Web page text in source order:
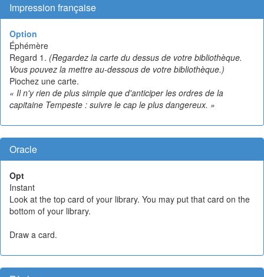
Impression française
Option
Éphémère
Regard 1. (Regardez la carte du dessus de votre bibliothèque.
Vous pouvez la mettre au-dessous de votre bibliothèque.)
Piochez une carte.
« Il n'y rien de plus simple que d'anticiper les ordres de la
capitaine Tempeste : suivre le cap le plus dangereux. »
Oracle
Opt
Instant
Look at the top card of your library. You may put that card on the
bottom of your library.
Draw a card.